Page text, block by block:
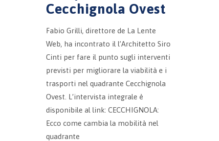
Cecchignola Ovest
Fabio Grilli, direttore de La Lente
Web, ha incontrato il l’Architetto Siro
Cinti per fare il punto sugli interventi
previsti per migliorare la viabilità e i
trasporti nel quadrante Cecchignola
Ovest. L’intervista integrale è
disponibile al link: CECCHIGNOLA:
Ecco come cambia la mobilità nel
quadrante